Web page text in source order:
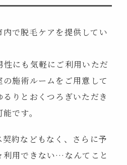
で脱毛ケアを提供してい
にも気軽にご利用いただ
の施術ルームをご用意して
りとおくつろぎいただき
です。
約などもなく、 さらに予
利用できない…なんてこと